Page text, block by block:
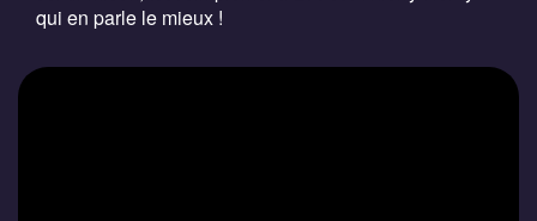
qui en parle le mieux !